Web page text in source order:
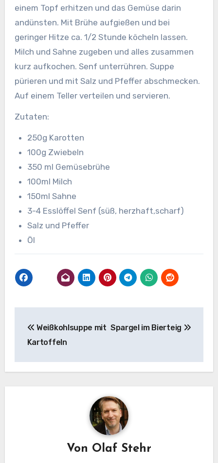
einem Topf erhitzen und das Gemüse darin
andünsten. Mit Brühe aufgießen und bei
geringer Hitze ca. 1/2 Stunde köcheln lassen.
Milch und Sahne zugeben und alles zusammen
kurz aufkochen. Senf unterrühren. Suppe
pürieren und mit Salz und Pfeffer abschmecken.
Auf einem Teller verteilen und servieren.
Zutaten:
250g Karotten
100g Zwiebeln
350 ml Gemüsebrühe
100ml Milch
150ml Sahne
3-4 Esslöffel Senf (süß, herzhaft,scharf)
Salz und Pfeffer
Öl
Weißkohlsuppe mit
Kartoffeln
Spargel im Bierteig
Von Olaf Stehr